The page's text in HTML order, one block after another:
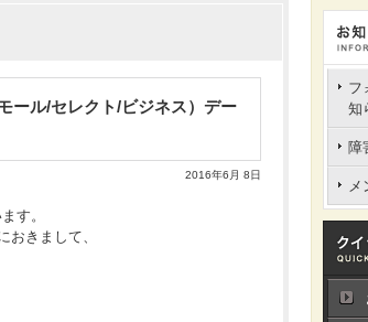
ール/セレクト/ビジネス）デー
2016年6月 8日
す。
きまして、
フ
知
障
メ